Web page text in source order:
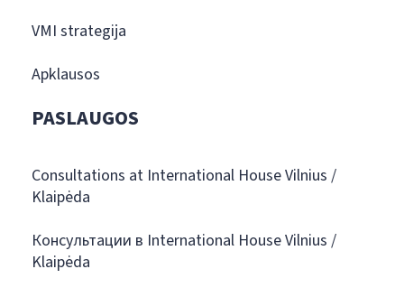
VMI strategija
Apklausos
PASLAUGOS
Consultations at International House Vilnius /
Klaipėda
Консультации в International House Vilnius /
Klaipėda